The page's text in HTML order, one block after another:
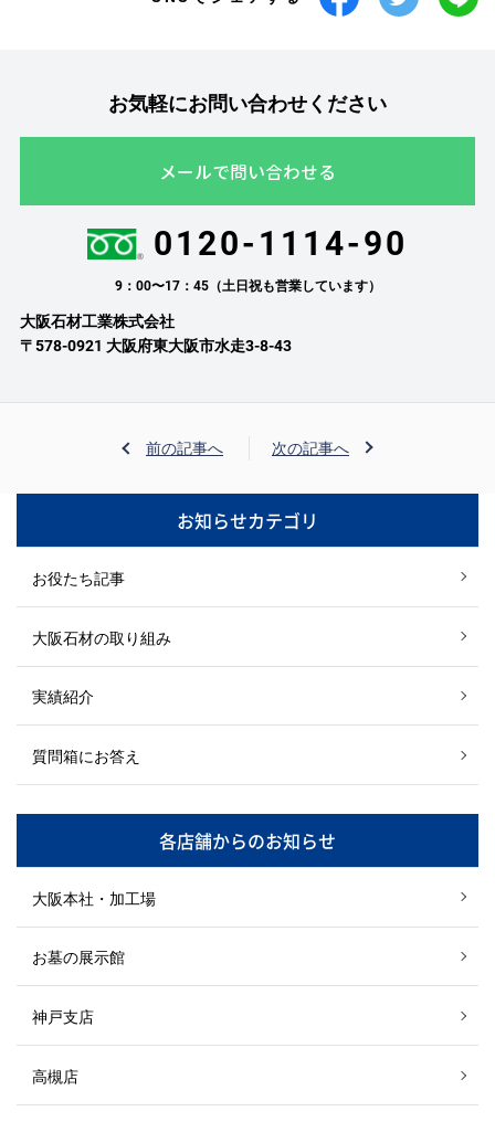
お気軽にお問い合わせください
メールで問い合わせる
0120-1114-90
9：00〜17：45（土日祝も営業しています）
大阪石材工業株式会社
〒578-0921 大阪府東大阪市水走3-8-43
前の記事へ 次の記事へ
お知らせカテゴリ
お役たち記事
大阪石材の取り組み
実績紹介
質問箱にお答え
各店舗からのお知らせ
大阪本社・加工場
お墓の展示館
神戸支店
高槻店